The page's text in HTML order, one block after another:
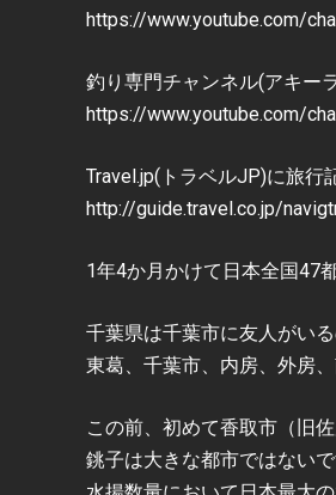
https://www.youtube.com/
釣り専門チャンネル(アキー
https://www.youtube.com/
Travel.jp(トラベルJP)に旅行
http://guide.travel.co.jp/
1年4か月かけて日本全国47
千葉県は千葉市に友人がい
東葛、千葉市、内房、外房
この前、初めて香取市（旧
銚子は大きな都市ではない